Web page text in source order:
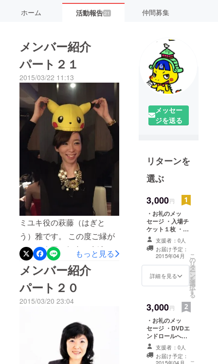
ホーム 活動報告21 仲間募集
メンバー紹介
パート２１
2015/03/22 11:13
ミユキ役の萩藤（はぎと
う）雅です。 この度ご縁が
あり、今回の舞台に出演さ
せていただくことになりま
した。 このような機会は初
めてで、少し戸惑っている
部分やわからないことが多
とがあるかもしれませんが
よろしくお願いいたしま
す！！！ 少し人見知りです
もっと見る
メンバー紹介
パート２０
2015/03/20 23:04
メッセー
ジを送る
リターンを
選ぶ
3,000円
・お礼のメッ
セージ ・入場チ
ケット１枚 ・
DVDエンドロー
ルへ支援者とし
て名入れ ・パン
フレットへ支援
者として名入れ
支援者：0人
お届け予定：
2015年04月
詳細を見る
こ
の
リ
タ
ー
ン
を
選
択
す
る
3,000円
・お礼のメッ
セージ ・DVDエ
ンドロールへ支
援者として名入
れ ・パンフレッ
トへ支援者とし
支援者：0人
お届け予定：